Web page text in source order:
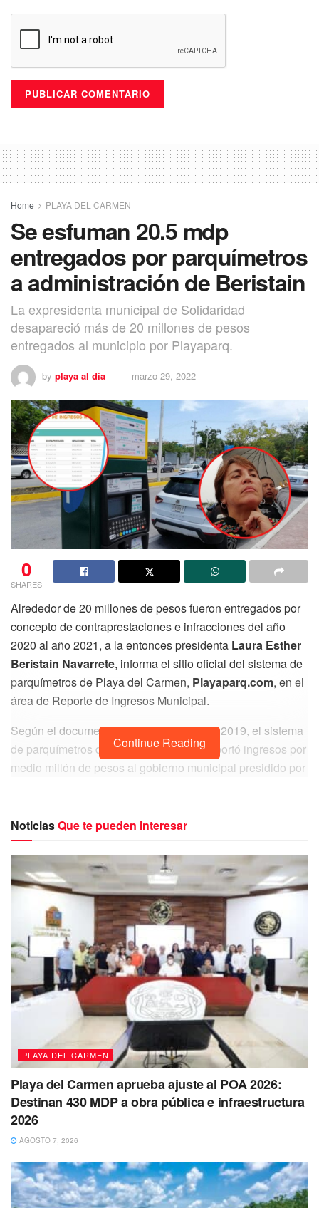
Home PLAYA DEL CARMEN
Se esfuman 20.5 mdp
entregados por parquímetros
a administración de Beristain
La expresidenta municipal de Solidaridad
desapareció más de 20 millones de pesos
entregados al municipio por Playaparq.
by playa al dia marzo 29, 2022
0
SHARES
Alrededor de 20 millones de pesos fueron entregados por
concepto de contraprestaciones e infracciones del año
2020 al año 2021, a la entonces presidenta Laura Esther
Beristain Navarrete, informa el sitio oficial del sistema de
parquímetros de Playa del Carmen, Playaparq.com, en el
área de Reporte de Ingresos Municipal.
Según el documento a diciembre del año 2019, el sistema
de parquímetros de Playa del Carmen reportó ingresos por
medio millón de pesos al gobierno municipal presidido por
administración.
Los recursos que debieron retornar a la ciudadanía de
Solidaridad en beneficios como embellecimiento de calles,
señalizaciones, pasos peatonales, jardines o cualquier
otra acción en materia de movilidad nunca se llevaron a
cabo, al menos no con la etiqueta de recursos obtenidos
por el sistema de parquímetros.
Continue Reading
NoticiasQue te pueden interesar
PLAYA DEL CARMEN
Playa del Carmen aprueba ajuste al POA 2026:
Destinan 430 MDP a obra pública e infraestructura
2026
AGOSTO 7, 2026